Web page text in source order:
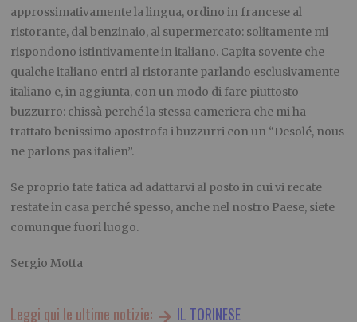
approssimativamente la lingua, ordino in francese al
ristorante, dal benzinaio, al supermercato: solitamente mi
rispondono istintivamente in italiano. Capita sovente che
qualche italiano entri al ristorante parlando esclusivamente
italiano e, in aggiunta, con un modo di fare piuttosto
buzzurro: chissà perché la stessa cameriera che mi ha
trattato benissimo apostrofa i buzzurri con un “Desolé, nous
ne parlons pas italien”.
Se proprio fate fatica ad adattarvi al posto in cui vi recate
restate in casa perché spesso, anche nel nostro Paese, siete
comunque fuori luogo.
Sergio Motta
Leggi qui le ultime notizie: IL TORINESE